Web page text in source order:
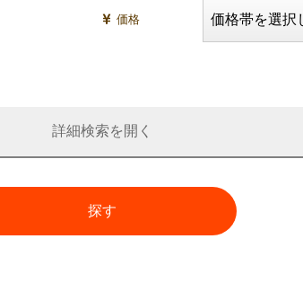
価格
詳細検索
探す